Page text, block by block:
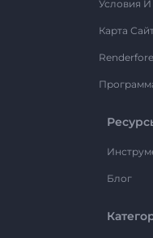
Условия
Карта
Блог